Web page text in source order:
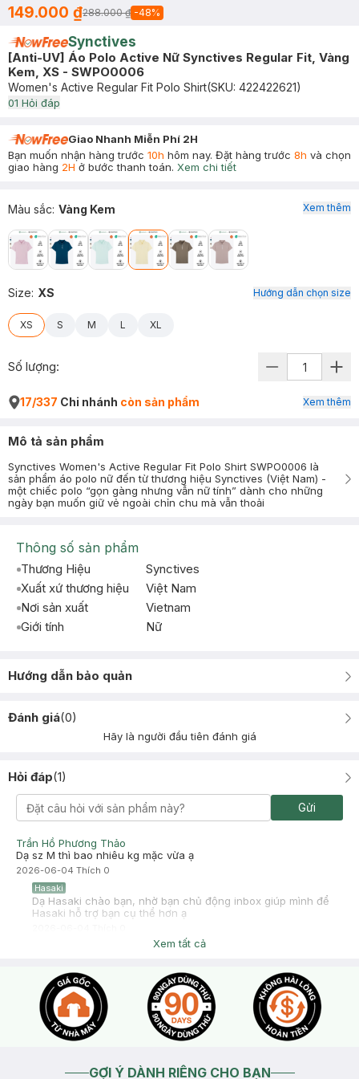
149.000 ₫288.000 ₫ -48%
Synctives
[Anti-UV] Áo Polo Active Nữ Synctives Regular Fit, Vàng
Kem, XS - SWPO0006
Women's Active Regular Fit Polo Shirt(SKU: 422422621)
01 Hỏi đáp
Giao Nhanh Miễn Phí 2H
Bạn muốn nhận hàng trước 10h hôm nay. Đặt hàng trước 8h và chọn
giao hàng 2H ở bước thanh toán. Xem chi tiết
Màu sắc: Vàng Kem
Size: XS Hướng dẫn chọn size
XS S M L XL
Xem thêm
Số lượng:
17/337 Chi nhánh còn sản phẩm Xem thêm
Mô tả sản phẩm
Synctives Women's Active Regular Fit Polo Shirt SWPO0006 là
sản phẩm áo polo nữ đến từ thương hiệu Synctives (Việt Nam) -
một chiếc polo “gọn gàng nhưng vẫn nữ tính” dành cho những
ngày bạn muốn giữ vẻ ngoài chỉn chu mà vẫn thoải
Thông số sản phẩm
Thương Hiệu
Synctives
Xuất xứ thương hiệu
Việt Nam
Nơi sản xuất
Vietnam
Giới tính
Nữ
Hướng dẫn bảo quản
Đánh giá(0)
Hãy là người đầu tiên đánh giá
Hỏi đáp(1)
Gửi
Trần Hồ Phương Thảo
Dạ sz M thì bao nhiêu kg mặc vừa ạ
2026-06-04 Thích 0
Hasaki
Dạ Hasaki chào bạn, nhờ bạn chủ động inbox giúp mình để
Hasaki hỗ trợ bạn cụ thể hơn ạ
Xem tất cả
GỢI Ý DÀNH RIÊNG CHO BẠN